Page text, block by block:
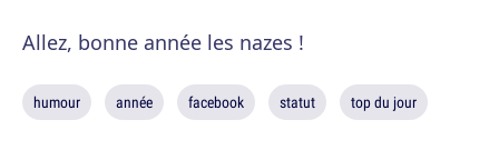
Allez, bonne année les nazes !
humour année facebook statut top du jour